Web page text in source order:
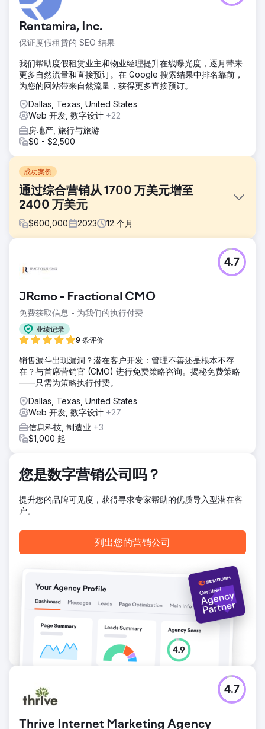
Rentamira, Inc.
保证度假租赁的 SEO 结果
我们帮助度假租赁业主和物业经理提升在线曝光度，逐月带来
更多自然流量和直接预订。在 Google 搜索结果中排名靠前，
为您的网站带来自然流量，获得更多直接预订。
Dallas, Texas, United States
Web 开发, 数字设计 +22
房地产, 旅行与旅游
$0 - $2,500
成功案例
通过综合营销从 1700 万美元增至
2400 万美元
$600,000 2023 12 个月
一家拥有可靠产品的公司正在努力扩大其业务，创造了 1700
万美元的收入，但面临销售成交率低和客户体验不佳的问题。
程，以推动收入增长并更好地参与市场竞争。挑战在于增加销
售额、提高成交率并创造更令人满意和更具凝聚力的客户体验
解决方案
我们对公司的数字营销策略进行了全面改革，包括 SEM 和
媒体影响力。此外，我们还通过改进潜在客户管理、增强销售
活动策略和指导销售团队来完善销售流程。我们还通过详细的
旅程规划和实施持续反馈循环来优化客户体验，以主动解决问
题
结果
该公司的收入大幅增长了 41%，一年内从 1700 万美元增长到
2400 万美元。销售成交率显著提高，从 7% 跃升至 15%。增
继续取得成功，为运营效率和客户满意度树立了新标准。
前往营销公司页面
JRcmo - Fractional CMO
免费获取信息 - 为我们的执行付费
业绩记录
9 条评价
4.7
销售漏斗出现漏洞？潜在客户开发：管理不善还是根本不存
在？与首席营销官 (CMO) 进行免费策略咨询。揭秘免费策略
——只需为策略执行付费。
Dallas, Texas, United States
Web 开发, 数字设计 +27
信息科技, 制造业 +3
$1,000 起
您是数字营销公司吗？
提升您的品牌可见度，获得寻求专家帮助的优质导入型潜在客
户。
列出您的营销公司
Thrive Internet Marketing Agency
4.7